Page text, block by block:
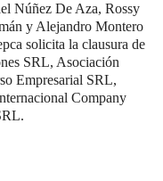
Núñez De Aza, Rossy
y Alejandro Montero
solicita la clausura de
SRL, Asociación
Empresarial SRL,
Company